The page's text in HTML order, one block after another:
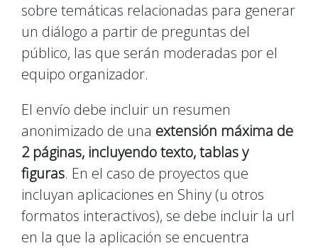
sobre temáticas relacionadas para generar
un diálogo a partir de preguntas del
público, las que serán moderadas por el
equipo organizador.
El envío debe incluir un resumen
anonimizado de una extensión máxima de
2 páginas, incluyendo texto, tablas y
figuras. En el caso de proyectos que
incluyan aplicaciones en Shiny (u otros
formatos interactivos), se debe incluir la url
en la que la aplicación se encuentra